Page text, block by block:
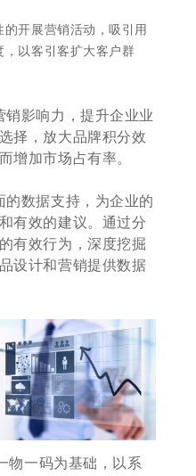
开展营销活动，吸引用
，以客引客扩大客户群
销影响力，提升企业业
择，放大品牌积分效
增加市场占有率。
的数据支持，为企业的
有效的建议。通过分
有效行为，深度挖掘
设计和营销提供数据
物一码为基础，以系